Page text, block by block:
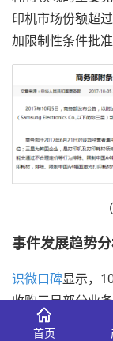
印机市场份额超
加限制性条件批
事件发展趋势
识微口碑显示，
收购三星部分业
热度高峰，国庆
首页